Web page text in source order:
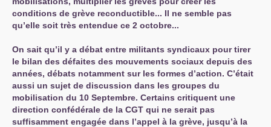
conditions de grève reconductible... Il ne semble pas
qu’elle soit très entendue ce 2 octobre...
On sait qu’il y a débat entre militants syndicaux pour tirer
le bilan des défaites des mouvements sociaux depuis des
années, débats notamment sur les formes d’action. C’était
aussi un sujet de discussion dans les groupes du
mobilisation du 10 Septembre. Certains critiquent une
direction confédérale de la CGT qui ne serait pas
suffisamment engagée dans l’appel à la grève, jusqu’à la